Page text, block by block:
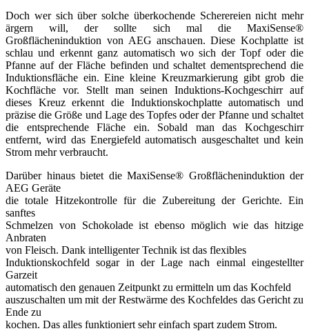
Doch wer sich über solche überkochende Scherereien nicht mehr
ärgern will, der sollte sich mal die MaxiSense®
Großflächeninduktion von AEG anschauen. Diese Kochplatte ist
schlau und erkennt ganz automatisch wo sich der Topf oder die
Pfanne auf der Fläche befinden und schaltet dementsprechend die
Induktionsfläche ein. Eine kleine Kreuzmarkierung gibt grob die
Kochfläche vor. Stellt man seinen Induktions-Kochgeschirr auf
dieses Kreuz erkennt die Induktionskochplatte automatisch und
präzise die Größe und Lage des Topfes oder der Pfanne und schaltet
die entsprechende Fläche ein. Sobald man das Kochgeschirr
entfernt, wird das Energiefeld automatisch ausgeschaltet und kein
Strom mehr verbraucht.
Darüber hinaus bietet die MaxiSense® Großflächeninduktion der
AEG Geräte
die totale Hitzekontrolle für die Zubereitung der Gerichte. Ein
sanftes
Schmelzen von Schokolade ist ebenso möglich wie das hitzige
Anbraten
von Fleisch. Dank intelligenter Technik ist das flexibles
Induktionskochfeld sogar in der Lage nach einmal eingestellter
Garzeit
automatisch den genauen Zeitpunkt zu ermitteln um das Kochfeld
auszuschalten um mit der Restwärme des Kochfeldes das Gericht zu
Ende zu
kochen. Das alles funktioniert sehr einfach spart zudem Strom.